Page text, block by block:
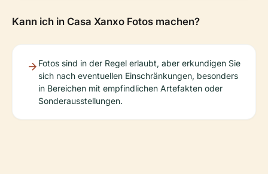
Kann ich in Casa Xanxo Fotos machen?
Fotos sind in der Regel erlaubt, aber erkundigen Sie
sich nach eventuellen Einschränkungen, besonders
in Bereichen mit empfindlichen Artefakten oder
Sonderausstellungen.